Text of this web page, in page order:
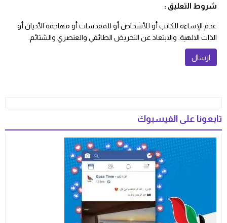
شروط التعليق :
عدم الإساءة للكاتب أو للأشخاص أو للمقدسات أو مهاجمة الأديان أو
الذات الالهية. والابتعاد عن التحريض الطائفي والعنصري والشتائم.
تابعونا على الفيسبوك